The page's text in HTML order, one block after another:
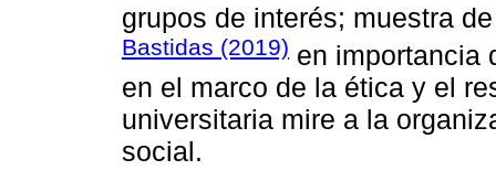
grupos de interés; muestra
Bastidas (2019) en importancia
en el marco de la ética y el
universitaria mire a la
social.